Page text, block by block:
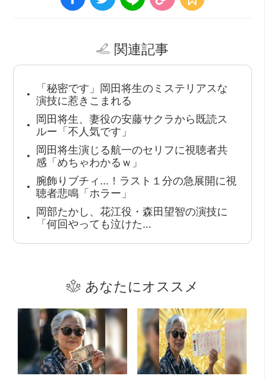
関連記事
「秘密です」岡田将生のミステリアスな
演技に惹きこまれる
岡田将生、妻役の安藤サクラから既読ス
ルー「不人気です」
岡田将生演じる航一のセリフに視聴者共
感「めちゃわかるｗ」
腕飾りブチィ…！ラスト１分の急展開に視
聴者悲鳴「ホラー」
岡部たかし、花江役・森田望智の演技に
「何回やっても泣けた…
あなたにオススメ